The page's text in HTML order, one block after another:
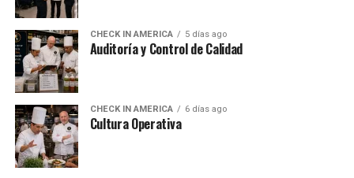
CHECK IN AMERICA 5 días ago
Auditoría y Control de Calidad
CHECK IN AMERICA 6 días ago
Cultura Operativa